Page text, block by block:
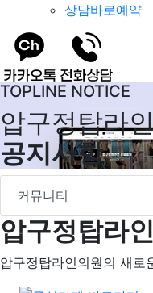
상담바로예약
TOPLINE NOTICE
압구정탑라
공지사항
커뮤니티
압구정탑라
압구정탑라인의원의 새로